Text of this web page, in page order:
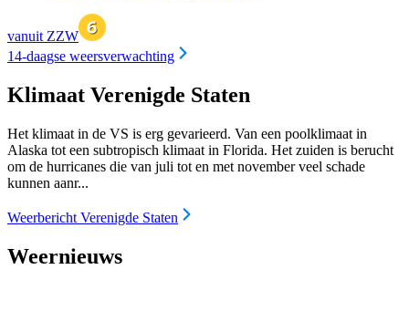
vanuit ZZW
14-daagse weersverwachting
Klimaat Verenigde Staten
Het klimaat in de VS is erg gevarieerd. Van een poolklimaat in
Alaska tot een subtropisch klimaat in Florida. Het zuiden is berucht
om de hurricanes die van juli tot en met november veel schade
kunnen aanr...
Weerbericht Verenigde Staten
Weernieuws